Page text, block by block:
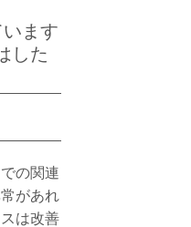
ます
した
の関連
があれ
は改善